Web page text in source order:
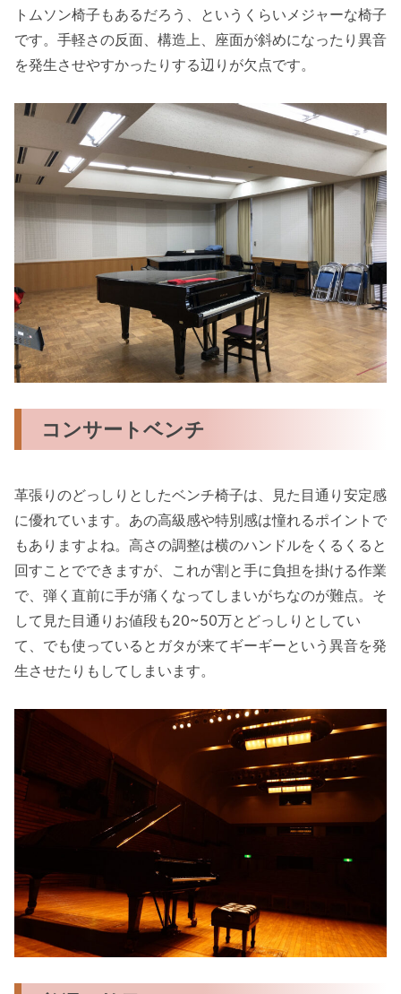
トムソン椅子もあるだろう、というくらいメジャーな椅子
です。手軽さの反面、構造上、座面が斜めになったり異音
を発生させやすかったりする辺りが欠点です。
コンサートベンチ
革張りのどっしりとしたベンチ椅子は、見た目通り安定感
に優れています。あの高級感や特別感は憧れるポイントで
もありますよね。高さの調整は横のハンドルをくるくると
回すことでできますが、これが割と手に負担を掛ける作業
で、弾く直前に手が痛くなってしまいがちなのが難点。そ
して見た目通りお値段も20~50万とどっしりとしてい
て、でも使っているとガタが来てギーギーという異音を発
生させたりもしてしまいます。